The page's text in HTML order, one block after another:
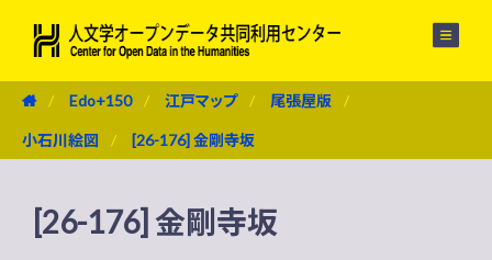
Edo+150 江戸マップ 尾張屋版
小石川絵図 [26-176] 金剛寺坂
[26-176] 金剛寺坂